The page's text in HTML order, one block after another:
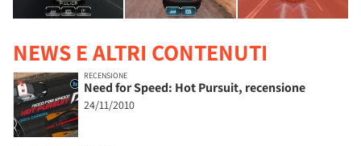
NEWS E ALTRI CONTENUTI
RECENSIONE
Need for Speed: Hot Pursuit, recensione
24/11/2010